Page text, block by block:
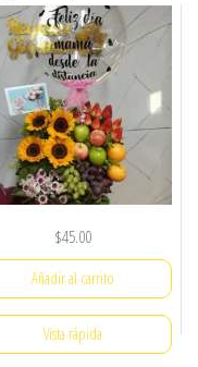
$45.00
Añadir al carrito
Vista rápida